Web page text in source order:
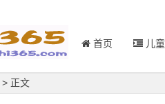
首页 儿
> 正文